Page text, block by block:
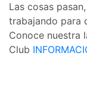
Las cosas
trabajando para
Conoce nuestra
Club